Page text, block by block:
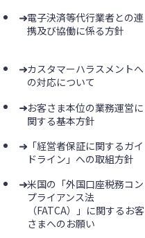
電子決済等代行業者との連
携及び協働に係る方針
カスタマーハラスメントへ
の対応について
お客さま本位の業務運営に
関する基本方針
「経営者保証に関するガイ
ドライン」への取組方針
米国の「外国口座税務コン
プライアンス法
（FATCA）」に関するお客
さまへのお願い